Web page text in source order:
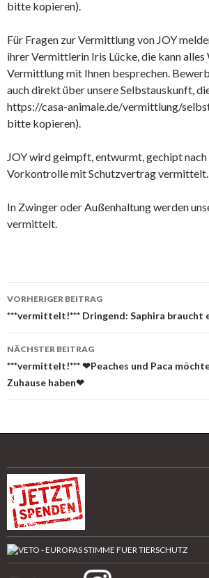
bitte kopieren).
Für Fragen zur Vermittlung von JOY
ihrer Vermittlerin Iris Lücke, die kann
Vermittlung mit Ihnen besprechen.
auch direkt über unsere Selbstauskunft,
https://casa-animale.de/vermittlung/
bitte kopieren).
JOY wird geimpft, entwurmt, gechipt
Vorkontrolle mit Schutzvertrag vermittelt.
In Zwinger oder Außenhaltung werden
vermittelt.
Beitrags-
Navigation
VORHERIGER BEITRAG
***vermittelt!*** Dringend: Saphira braucht
NÄCHSTER BEITRAG
***vermittelt!*** ❤Peaches und Paca
Zuhause haben❤